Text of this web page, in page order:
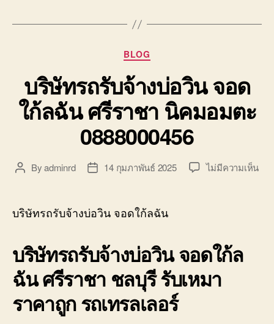
Categories
BLOG
บริษัทรถรับจ้างบ่อวิน จอด
ใก้ลฉัน ศรีราชา นิคมอมตะ
0888000456
PostByadminrd
Post14 กุมภาพันธ์ 2025 ไม่มีความเห็นบน
บริษัทรถรับจ้างบ่อวิน จอดใก้ลฉัน
บริษัทรถรับจ้างบ่อวิน จอดใก้ล
ฉัน ศรีราชา ชลบุรี รับเหมา
ราคาถูก รถเทรลเลอร์